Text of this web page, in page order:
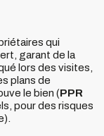
qui
garant de la
lors des visites,
plans de
le bien (PPR
pour des risques